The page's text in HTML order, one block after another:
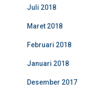
Juli 2018
Maret 2018
Februari 2018
Januari 2018
Desember 2017